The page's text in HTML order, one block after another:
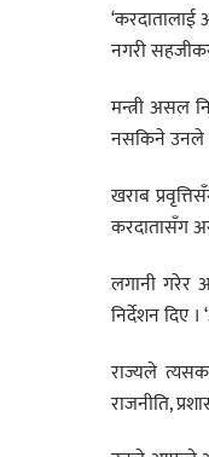
‘करदातालाई
नगरी
मन्त्री असल
नसकिने उनले
खराब
करदातासँग
लगानी गरेर
निर्देशन दिए
राज्यले
राजनीति,